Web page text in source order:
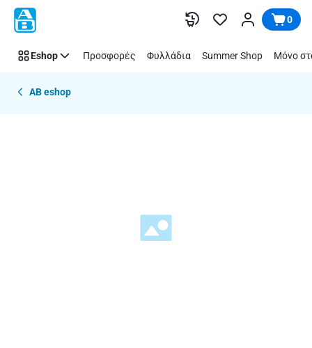
Παράλειψη 0
Eshop Προσφορές Φυλλάδια Summer Shop Μόνο
AB eshop